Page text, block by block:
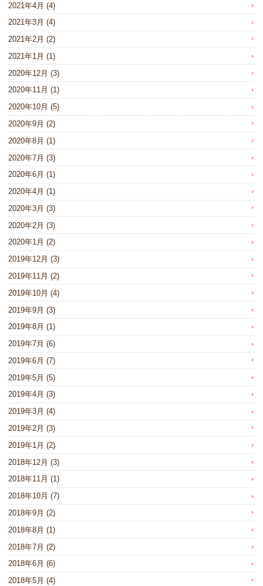
2021年4月 (4)
2021年3月 (4)
2021年2月 (2)
2021年1月 (1)
2020年12月 (3)
2020年11月 (1)
2020年10月 (5)
2020年9月 (2)
2020年8月 (1)
2020年7月 (3)
2020年6月 (1)
2020年4月 (1)
2020年3月 (3)
2020年2月 (3)
2020年1月 (2)
2019年12月 (3)
2019年11月 (2)
2019年10月 (4)
2019年9月 (3)
2019年8月 (1)
2019年7月 (6)
2019年6月 (7)
2019年5月 (5)
2019年4月 (3)
2019年3月 (4)
2019年2月 (3)
2019年1月 (2)
2018年12月 (3)
2018年11月 (1)
2018年10月 (7)
2018年9月 (2)
2018年8月 (1)
2018年7月 (2)
2018年6月 (6)
2018年5月 (4)